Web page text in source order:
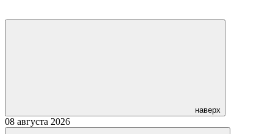
наверх
08 августа 2026